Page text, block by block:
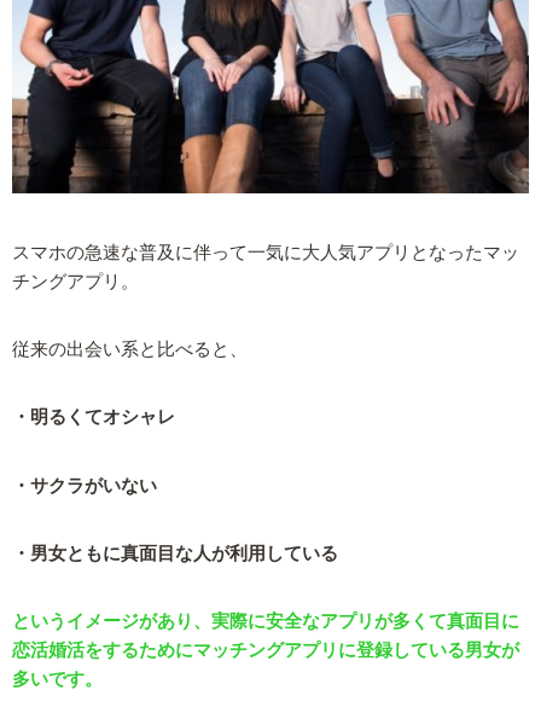
スマホの急速な普及に伴って一気に大人気アプリとなったマッ
チングアプリ。
従来の出会い系と比べると、
・明るくてオシャレ
・サクラがいない
・男女ともに真面目な人が利用している
というイメージがあり、実際に安全なアプリが多くて真面目に
恋活婚活をするためにマッチングアプリに登録している男女が
多いです。